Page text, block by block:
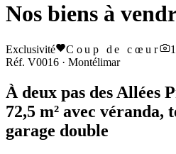
Nos biens à
Exclusivité Coup de cœur
Réf. V0016 · Montélimar
À deux pas des Allées
72,5 m² avec véranda,
garage double